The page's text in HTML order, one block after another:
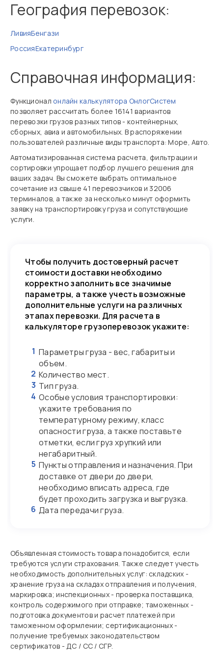
География перевозок:
ЛивияБенгази
РоссияЕкатеринбург
Справочная информация:
Функционал онлайн калькулятора ОнлогСистем
позволяет рассчитать более 16141 вариантов
перевозки грузов разных типов - контейнерных,
сборных, авиа и автомобильных. В распоряжении
пользователей различные виды транспорта: Море, Авто.
Автоматизированная система расчета, фильтрации и
сортировки упрощает подбор лучшего решения для
ваших задач. Вы сможете выбрать оптимальное
сочетание из свыше 41 перевозчиков и 32006
терминалов, а также за несколько минут оформить
заявку на транспортировку груза и сопутствующие
услуги.
Чтобы получить достоверный расчет
стоимости доставки необходимо
корректно заполнить все значимые
параметры, а также учесть возможные
дополнительные услуги на различных
этапах перевозки. Для расчета в
калькуляторе грузоперевозок укажите:
1 Параметры груза - вес, габариты и
объем.
2 Количество мест.
3 Тип груза.
4 Особые условия транспортировки:
укажите требования по
температурному режиму, класс
опасности груза, а также поставьте
отметки, если груз хрупкий или
негабаритный.
5 Пункты отправления и назначения. При
доставке от двери до двери,
необходимо вписать адреса, где
будет проходить загрузка и выгрузка.
6 Дата передачи груза.
Объявленная стоимость товара понадобится, если
требуются услуги страхования. Также следует учесть
необходимость дополнительных услуг: складских -
хранение груза на складах отправления и получения,
маркировка; инспекционных - проверка поставщика,
контроль содержимого при отправке; таможенных -
подготовка документов и расчет платежей при
таможенном оформлении; сертификационных -
получение требуемых законодательством
сертификатов - ДС / СС / СГР.